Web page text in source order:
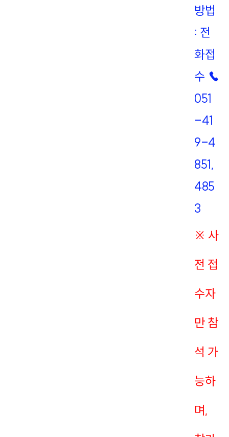
방법
: 전
화접
수 ☎
051
-41
9-4
851,
485
3
※ 사
전 접
수자
만 참
석 가
능하
며,